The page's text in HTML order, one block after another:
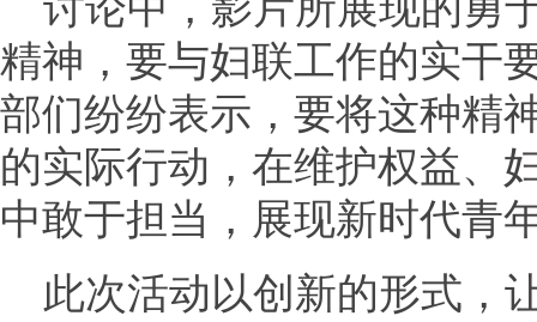
精神，要与妇联工作的实干
部们纷纷表示，要将这种精
的实际行动，在维护权益、
中敢于担当，展现新时代青
此次活动以创新的形式，